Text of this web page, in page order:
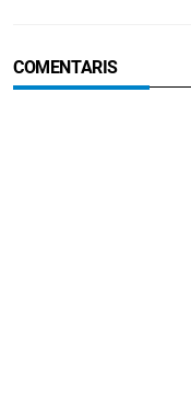
COMENTARIS